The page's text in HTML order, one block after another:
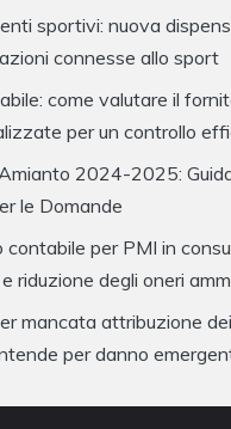
sportivi: nuova
connesse allo sport
come valutare il
per un controllo
2024-2025:
le Domande
contabile per PMI in
riduzione degli oneri
mancata attribuzione
per danno